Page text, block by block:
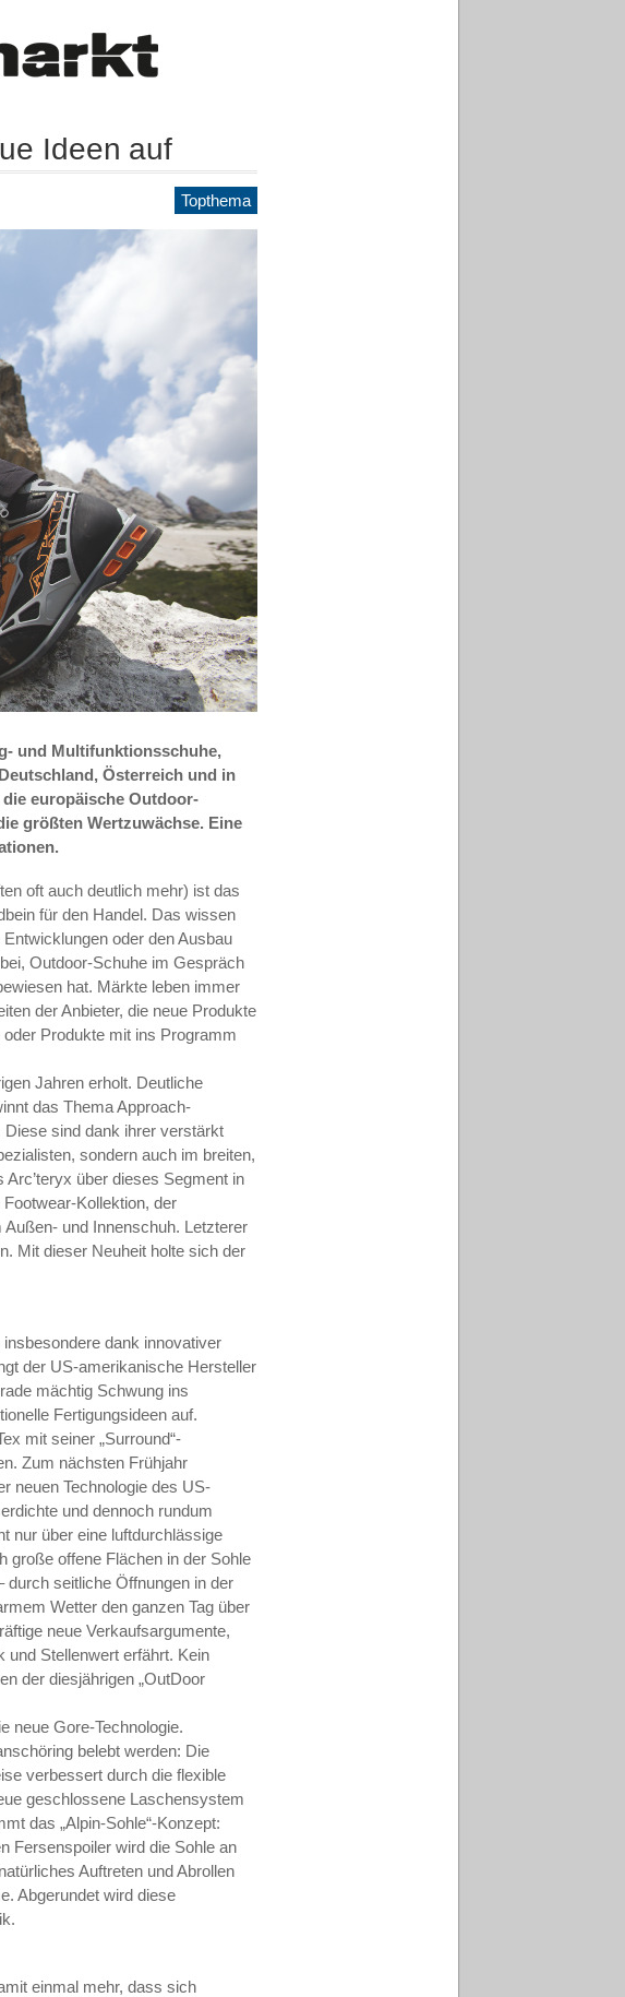
Ideen auf
Topthema
und Multifunktionsschuhe,
Österreich und in
europäische Outdoor-
größten Wertzuwächse. Eine
oft auch deutlich mehr) ist das
für den Handel. Das wissen
oder den Ausbau
Outdoor-Schuhe im Gespräch
hat. Märkte leben immer
der Anbieter, die neue Produkte
Produkte mit ins Programm
Jahren erholt. Deutliche
das Thema Approach-
sind dank ihrer verstärkt
sondern auch im breiten,
über dieses Segment in
Kollektion, der
Außen- und Innenschuh. Letzterer
Mit dieser Neuheit holte sich der
dank innovativer
der US-amerikanische Hersteller
mächtig Schwung ins
Fertigungsideen auf.
mit seiner „Surround“-
Zum nächsten Frühjahr
neuen Technologie des US-
und dennoch rundum
nur über eine luftdurchlässige
große offene Flächen in der Sohle
seitliche Öffnungen in der
Wetter den ganzen Tag über
neue Verkaufs­argumente,
und Stellenwert erfährt. Kein
der diesjährigen „OutDoor
neue Gore-Technologie.
belebt werden: Die
verbessert durch die flexible
geschlossene Laschensystem
das „Alpin-Sohle“-­Konzept:
Fersenspoiler wird die Sohle an
Auftreten und Abrollen
Abgerundet wird diese
einmal mehr, dass sich